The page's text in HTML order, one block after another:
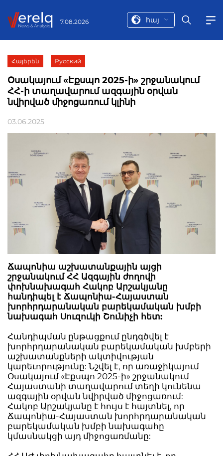
7.08.2026 հայ
Հայերեն Русский
Օսակայում «Էքսպո 2025-ի» շրջանակում
ՀՀ-ի տաղավարում ազգային օրվան
նվիրված միջոցառում կլինի
03.06.2025
Ճապոնիա աշխատանքային այցի
շրջանակում ՀՀ Ազգային ժողովի
փոխնախագահ Հակոբ Արշակյանը
հանդիպել է Ճապոնիա-Հայաստան
խորհրդարանական բարեկամական խմբի
նախագահ Սուզուկի Շունիչի հետ:
Հանդիպման ընթացքում ընդգծվել է
խորհրդարանական բարեկամական խմբերի
աշխատանքների ակտիվության
կարեւորությունը: Նշվել է, որ առաջիկայում
Օսակայում «Էքսպո 2025-ի» շրջանակում
Հայաստանի տաղավարում տեղի կունենա
ազգային օրվան նվիրված միջոցառում:
Հակոբ Արշակյանը է հույս է հայտնել, որ
Ճապոնիա-Հայաստան խորհրդարանական
բարեկամական խմբի նախագահը
կմասնակցի այդ միջոցառմանը: